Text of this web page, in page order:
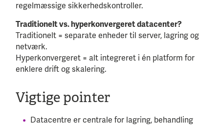
regelmæssige sikkerhedskontroller.
Traditionelt vs. hyperkonvergeret datacenter?
Traditionelt = separate enheder til server, lagring og
netværk.
Hyperkonvergeret = alt integreret i én platform for
enklere drift og skalering.
Vigtige pointer
Datacentre er centrale for lagring, behandling